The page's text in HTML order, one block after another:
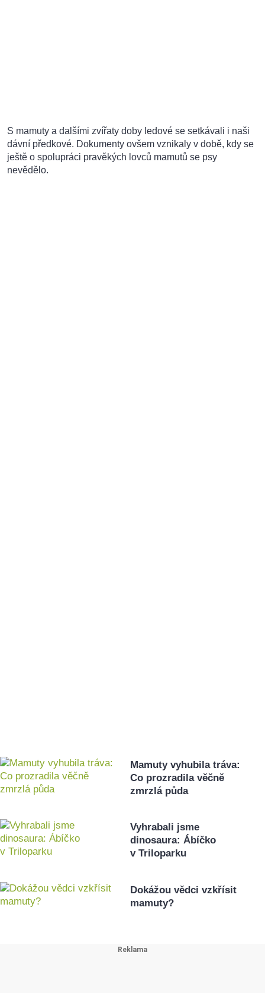
S mamuty a dalšími zvířaty doby ledové se setkávali i naši
dávní předkové. Dokumenty ovšem vznikaly v době, kdy se
ještě o spolupráci pravěkých lovců mamutů se psy
nevědělo.
Mamuty vyhubila tráva:
Co prozradila věčně
zmrzlá půda
Vyhrabali jsme
dinosaura: Ábíčko
v Triloparku
Dokážou vědci vzkřísit
mamuty?